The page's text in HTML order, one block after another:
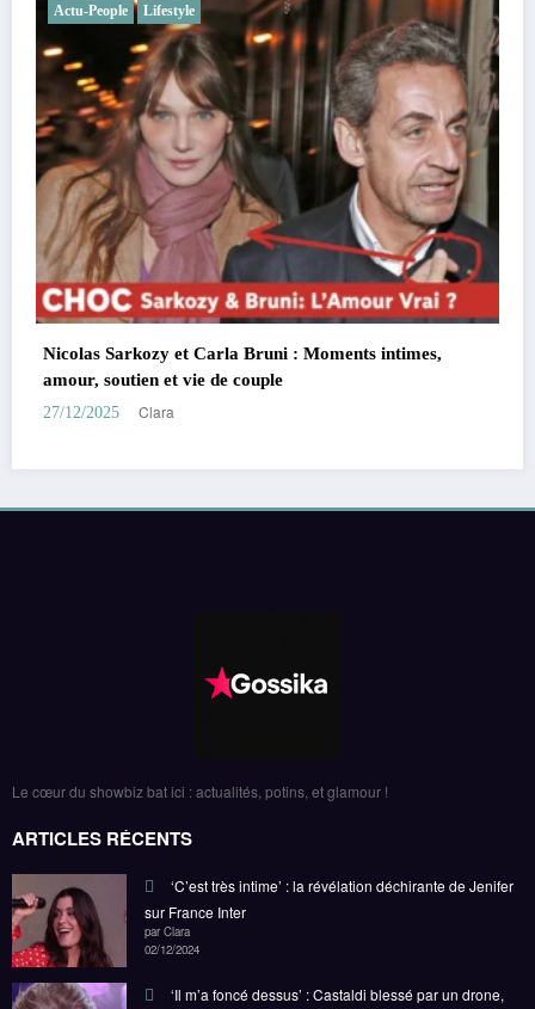
Actu-People Lifestyle
Charles Leclerc et Alexandra Saint Mleux :
demande en mariage, chien complice, F1
sur France Inter
‘Il m’a foncé dessus’ : Castaldi blessé par un drone,
récit hallucinant !